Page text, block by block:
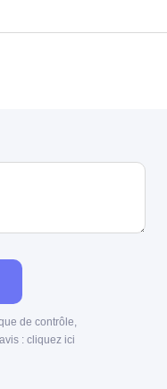
de contrôle,
: cliquez ici